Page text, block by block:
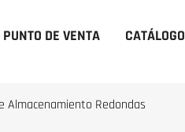
PUNTO DE VENTA CATÁLOGO
Almacenamiento Redondas